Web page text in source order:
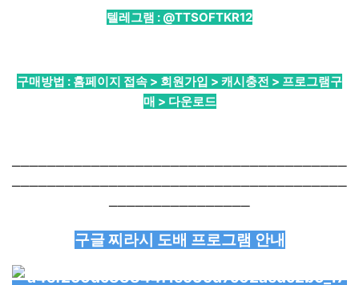
텔레그램 : @TTSOFTKR12
구매방법 : 홈페이지 접속 > 회원가입 > 캐시충전 > 프로그램구
매 > 다운로드
──────────────────────────────────────
──────────────────────────────────────
────────────────
구글 찌라시 도배 프로그램 안내